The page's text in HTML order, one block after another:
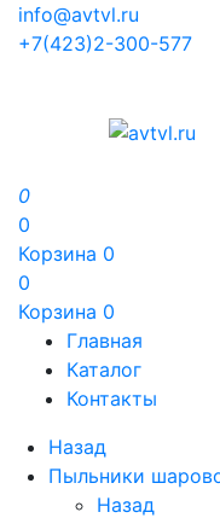
info@avtvl.ru
+7(423)2-300-577
0
0
Корзина 0
0
Корзина 0
Главная
Каталог
Контакты
Назад
Пыльники
Назад